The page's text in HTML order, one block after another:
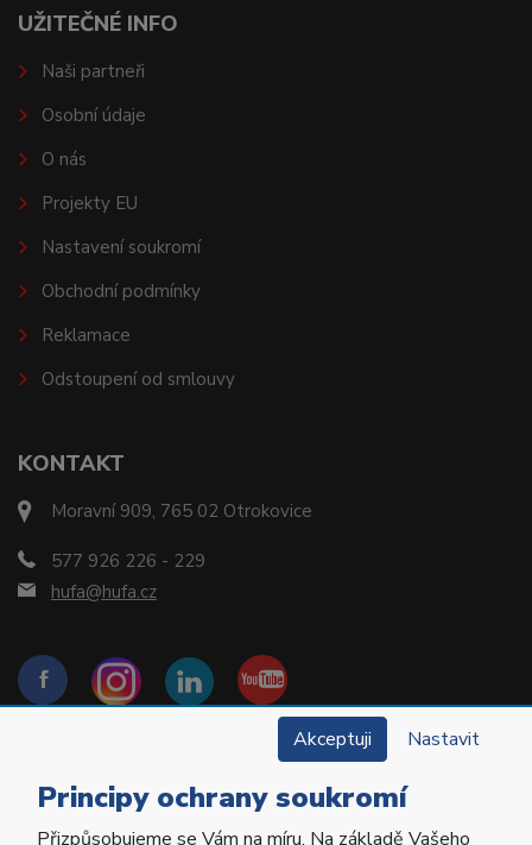
KONTAKT
Moravní 909, 765 02 Otrokovice
577 926 226 - 229
hufa@hufa.cz
UŽITEČNÉ INFO
Naši partneři
Osobní údaje
O nás
Projekty EU
Nastavení soukromí
Obchodní podmínky
Reklamace
Odstoupení od smlouvy
Akceptuji Nastavit
Principy ochrany soukromí
Přizpůsobujeme se Vám na míru. Na základě Vašeho